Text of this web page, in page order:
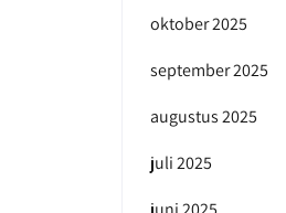
oktober 2025
september 2025
augustus 2025
juli 2025